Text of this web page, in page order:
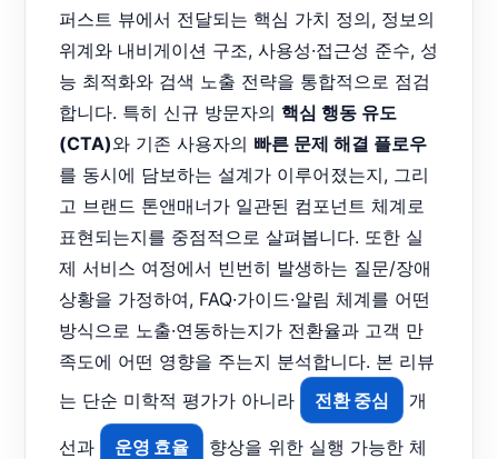
퍼스트 뷰에서 전달되는 핵심 가치 정의, 정보의
위계와 내비게이션 구조, 사용성·접근성 준수, 성
능 최적화와 검색 노출 전략을 통합적으로 점검
합니다. 특히 신규 방문자의 핵심 행동 유도
(CTA)와 기존 사용자의 빠른 문제 해결 플로우
를 동시에 담보하는 설계가 이루어졌는지, 그리
고 브랜드 톤앤매너가 일관된 컴포넌트 체계로
표현되는지를 중점적으로 살펴봅니다. 또한 실
제 서비스 여정에서 빈번히 발생하는 질문/장애
상황을 가정하여, FAQ·가이드·알림 체계를 어떤
방식으로 노출·연동하는지가 전환율과 고객 만
족도에 어떤 영향을 주는지 분석합니다. 본 리뷰
는 단순 미학적 평가가 아니라
전환 중심 개
선과 운영 효율
향상을 위한 실행 가능한 체